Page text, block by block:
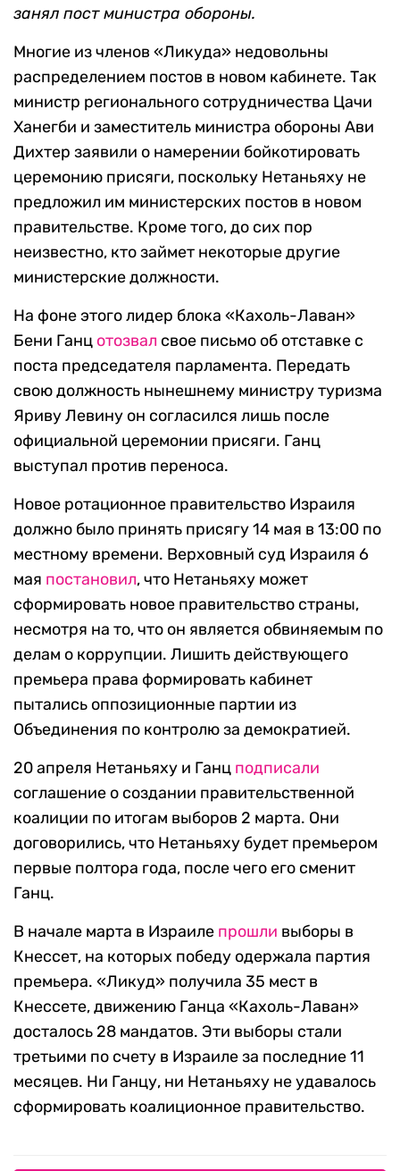
занял пост министра обороны.
Многие из членов «Ликуда» недовольны
распределением постов в новом кабинете. Так
министр регионального сотрудничества Цачи
Ханегби и заместитель министра обороны Ави
Дихтер заявили о намерении бойкотировать
церемонию присяги, поскольку Нетаньяху не
предложил им министерских постов в новом
правительстве. Кроме того, до сих пор
неизвестно, кто займет некоторые другие
министерские должности.
На фоне этого лидер блока «Кахоль-Лаван»
Бени Ганц отозвал свое письмо об отставке с
поста председателя парламента. Передать
свою должность нынешнему министру туризма
Яриву Левину он согласился лишь после
официальной церемонии присяги. Ганц
выступал против переноса.
Новое ротационное правительство Израиля
должно было принять присягу 14 мая в 13:00 по
местному времени. Верховный суд Израиля 6
мая постановил, что Нетаньяху может
сформировать новое правительство страны,
несмотря на то, что он является обвиняемым по
делам о коррупции. Лишить действующего
премьера права формировать кабинет
пытались оппозиционные партии из
Объединения по контролю за демократией.
20 апреля Нетаньяху и Ганц подписали
соглашение о создании правительственной
коалиции по итогам выборов 2 марта. Они
договорились, что Нетаньяху будет премьером
первые полтора года, после чего его сменит
Ганц.
В начале марта в Израиле прошли выборы в
Кнессет, на которых победу одержала партия
премьера. «Ликуд» получила 35 мест в
Кнессете, движению Ганца «Кахоль-Лаван»
досталось 28 мандатов. Эти выборы стали
третьими по счету в Израиле за последние 11
месяцев. Ни Ганцу, ни Нетаньяху не удавалось
сформировать коалиционное правительство.